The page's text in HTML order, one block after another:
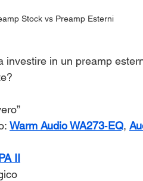
Stock vs Preamp Esterni
in un preamp
Warm Audio WA273‑EQ,
II